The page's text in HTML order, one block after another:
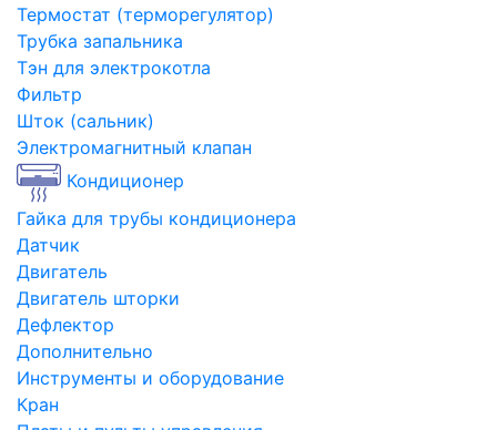
Термостат (терморегулятор)
Трубка запальника
Тэн для электрокотла
Фильтр
Шток (сальник)
Электромагнитный клапан
Кондиционер
Гайка для трубы кондиционера
Датчик
Двигатель
Двигатель шторки
Дефлектор
Дополнительно
Инструменты и оборудование
Кран